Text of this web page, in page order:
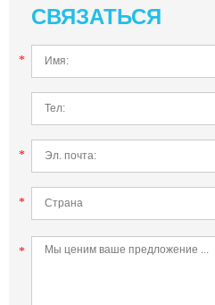
СВЯЗАТЬСЯ
*
*
*
*